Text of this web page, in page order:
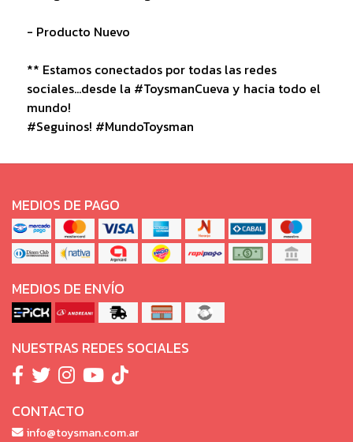
- Producto Nuevo
** Estamos conectados por todas las redes
sociales...desde la #ToysmanCueva y hacia todo el
mundo!
#Seguinos! #MundoToysman
MEDIOS DE PAGO
MEDIOS DE ENVÍO
NUESTRAS REDES SOCIALES
CONTACTO
info@toysman.com.ar